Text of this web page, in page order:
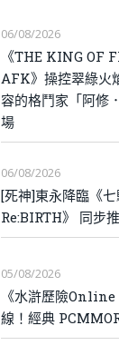
06/08/2026
《THE KING OF
AFK》操控翠綠火
容的格鬥家「阿修
場
06/08/2026
[死神]東永降臨《
Re:BIRTH》 同步
05/08/2026
《水滸歷險
線！經典